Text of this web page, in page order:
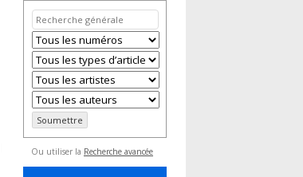
Ou utiliser la Recherche avancée